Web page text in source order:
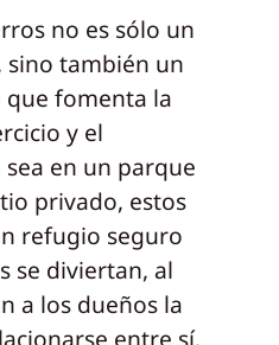
no es sólo un
sino también un
fomenta la
y el
en un parque
privado, estos
refugio seguro
se diviertan, al
a los dueños la